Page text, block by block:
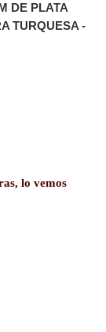
DE PLATA
TURQUESA -
lo vemos